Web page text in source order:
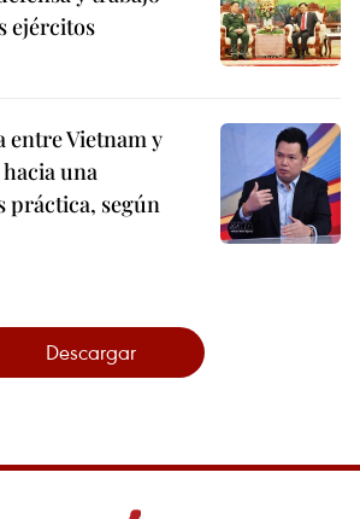
ejércitos
entre Vietnam y
una
práctica, según
Descargar